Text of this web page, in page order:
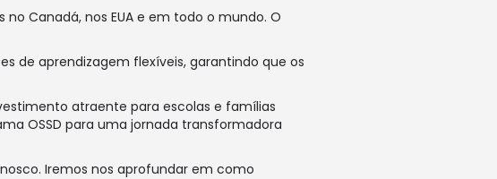
Canadá, nos EUA e em todo o mundo. O
de aprendizagem flexíveis, garantindo que os
atraente para escolas e famílias
OSSD para uma jornada transformadora
Iremos nos aprofundar em como